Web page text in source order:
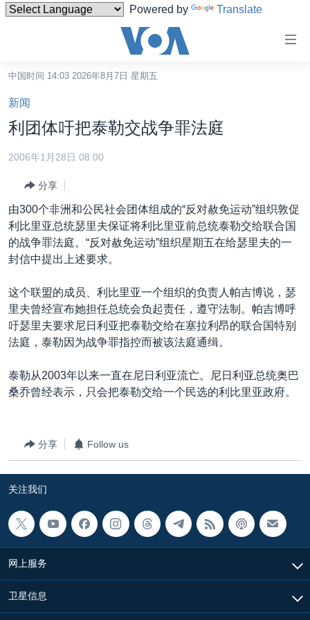
Powered by Translate
碍
链
接
跳
转
跳
航
跳
转
到
索
中国
港澳
国际
最新国际新闻
印太
中东
欧洲
非洲
全球议题
分类新闻
经济·金融·贸易
人权·法律·宗教
科教·文娱·体健
军事
环境
美中关系
热点专题
白宫要闻
国会报道
美国建国250周年
美国之音专访
重要讲话与声明
台海两岸关系
南中国海争端
关注西藏
关注新疆
GEN Z 看美国
VOA视频
VOA今日焦点
关注我们
其他语言网站
中国时间 14:03 2026年8月7日 星期五
新闻
利团体吁把泰勒交战争罪法庭
2006年1月28日 08:00
分享
由300个非洲和公民社会团体组成的“反对赦免运动”组织敦促
利比里亚总统瑟里夫保证将利比里亚前总统泰勒交给联合国
的战争罪法庭。“反对赦免运动”组织星期五在给瑟里夫的一
封信中提出上述要求。
这个联盟的成员、利比里亚一个组织的负责人帕吉博说，瑟
里夫曾经宣布她担任总统会负起责任，遵守法制。帕吉博呼
吁瑟里夫要求尼日利亚把泰勒交给在塞拉利昂的联合国特别
法庭，泰勒因为战争罪指控而被该法庭通缉。
泰勒从2003年以来一直在尼日利亚流亡。尼日利亚总统奥巴
桑乔曾经表示，只会把泰勒交给一个民选的利比里亚政府。
分享 Follow us
关注我们
网上服务
卫星信息